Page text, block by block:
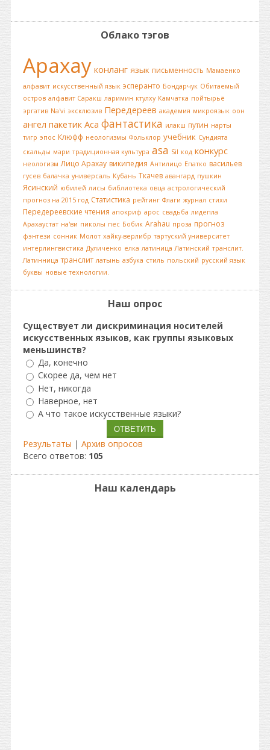
Облако тэгов
Арахау конланг язык письменность Мамаенко
алфавит искусственный язык эсперанто Бондарчук Обитаемый
остров алфавит Саракш ларимин ктулху Камчатка пойтырьё
эргатив Na'vi эксклюзив Передереев академия микроязык оон
ангел пакетик Аса фантастика илакш путин нарты
тигр эпос Клюфф неологизмы Фольклор учебник Сундията
скальды мари традиционная культура asa Sil код конкурс
неологизм Лицо Арахау википедия Антилицо Епатко васильев
гусев балачка универсаль Кубань Ткачев авангард пушкин
Ясинский юбилей лисы библиотека овца астрологический
прогноз на 2015 год Статистика рейтинг Флаги журнал стихи
Передереевские чтения апокриф арос свадьба лидепла
Арахаустат на'ви пиколы пес Бобик Arahau проза прогноз
фэнтези сонник Молот хайку-верлибр тартуский университет
интерлингвистика Дуличенко елка латиница Латинский транслит.
Латинница транслит латынь азбука стиль польский русский язык
буквы новые технологии.
Наш опрос
Существует ли дискриминация носителей
искусственных языков, как группы языковых
меньшинств?
Да, конечно
Скорее да, чем нет
Нет, никогда
Наверное, нет
А что такое искусственные языки?
Результаты | Архив опросов
Всего ответов: 105
Наш календарь